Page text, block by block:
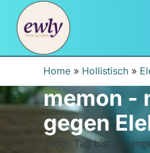
Home » Hollistisch »
memon -
gegen
Jeden Tag bist du